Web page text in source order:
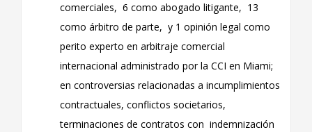
comerciales, 6 como abogado litigante, 13
como árbitro de parte, y 1 opinión legal como
perito experto en arbitraje comercial
internacional administrado por la CCI en Miami;
en controversias relacionadas a incumplimientos
contractuales, conflictos societarios,
terminaciones de contratos con indemnización